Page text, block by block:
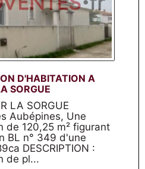
D'HABITATION A
SORGUE
LA SORGUE
Aubépines, Une
de 120,25 m² figurant
BL n° 349 d'une
DESCRIPTION :
de pl...